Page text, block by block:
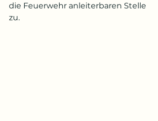
die Feuerwehr anleiterbaren Stelle
zu.